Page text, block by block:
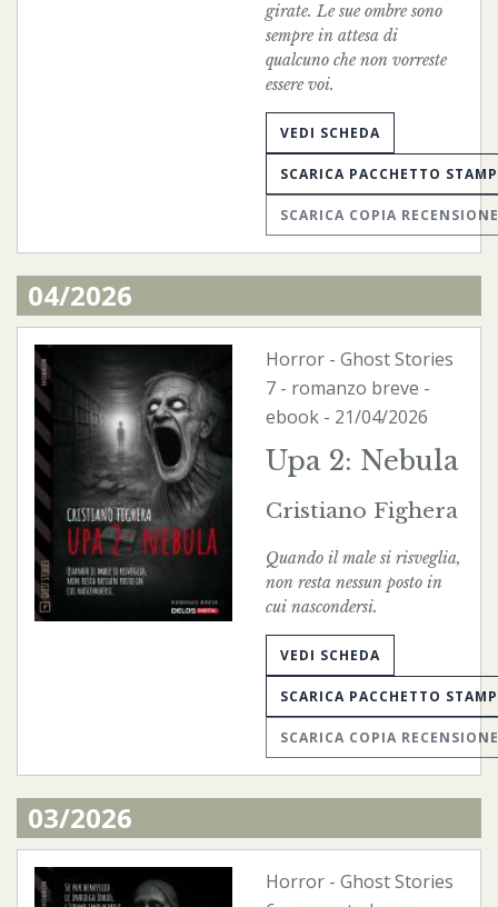
girate. Le sue ombre sono
sempre in attesa di
qualcuno che non vorreste
essere voi.
VEDI SCHEDA
SCARICA PACCHETTO
SCARICA COPIA RECENSIONE
04/2026
Horror - Ghost Stories
7 - romanzo breve -
ebook - 21/04/2026
Upa 2: Nebula
Cristiano Fighera
Quando il male si risveglia,
non resta nessun posto in
cui nascondersi.
VEDI SCHEDA
SCARICA PACCHETTO
SCARICA COPIA RECENSIONE
03/2026
Horror - Ghost Stories